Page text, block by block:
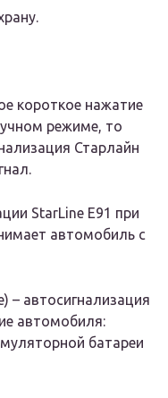
короткое нажатие
режиме, то
Старлайн
StarLine E91 при
автомобиль с
– автосигнализация
автомобиля:
батареи